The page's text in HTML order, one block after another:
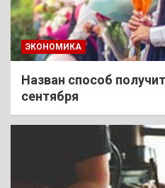
ЭКОНОМИКА
Назван способ
сентября